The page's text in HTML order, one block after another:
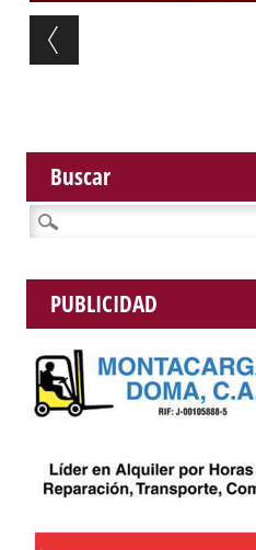
Post
Buscar
Buscar:
PUBLICIDAD